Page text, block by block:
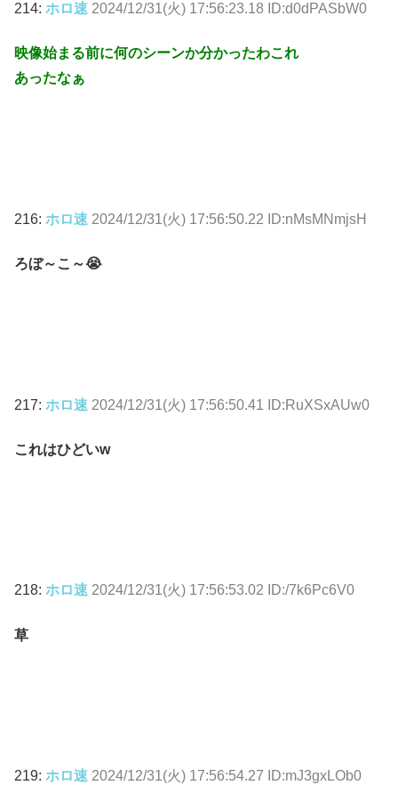
214: ホロ速 2024/12/31(火) 17:56:23.18 ID:d0dPASbW0
映像始まる前に何のシーンか分かったわこれ
あったなぁ
216: ホロ速 2024/12/31(火) 17:56:50.22 ID:nMsMNmjsH
ろぼ～こ～😭
217: ホロ速 2024/12/31(火) 17:56:50.41 ID:RuXSxAUw0
これはひどいw
218: ホロ速 2024/12/31(火) 17:56:53.02 ID:/7k6Pc6V0
草
219: ホロ速 2024/12/31(火) 17:56:54.27 ID:mJ3gxLOb0